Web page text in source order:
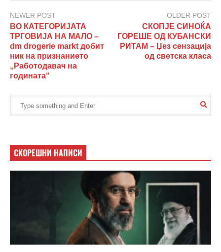
NEWER POST
ВО КАТЕГОРИЈАТА
ТРГОВИЈА НА МАЛО –
dm drogerie markt добит
ник на признанието
„Работодавач на
годината“
OLDER POST
СКОПЈЕ СИНОЌА
ГОРЕШЕ ОД КУБАНСКИ
РИТАМ – Џез сензација
од светска класа
СКОРЕШНИ НАПИСИ